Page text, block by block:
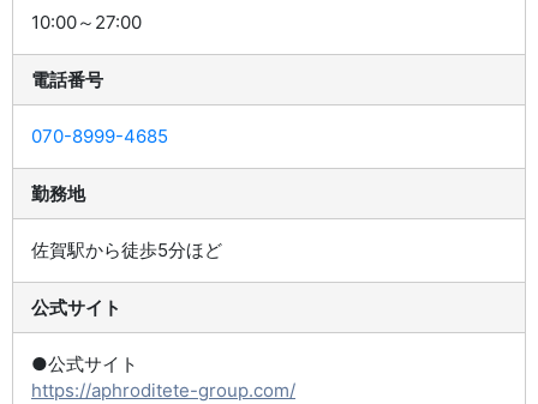
10:00～27:00
電話番号
070-8999-4685
勤務地
佐賀駅から徒歩5分ほど
公式サイト
●公式サイト
https://aphroditete-group.com/